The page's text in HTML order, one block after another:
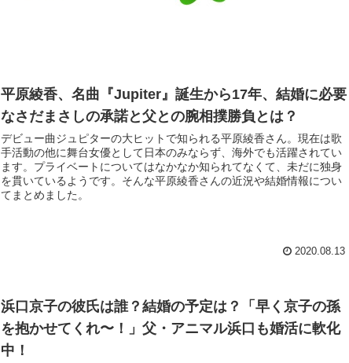
平原綾香、名曲『Jupiter』誕生から17年、結婚に必要
なさだまさしの承諾と父との腕相撲勝負とは？
デビュー曲ジュピターの大ヒットで知られる平原綾香さん。現在は歌
手活動の他に舞台女優として日本のみならず、海外でも活躍されてい
ます。プライベートについてはなかなか知られてなくて、未だに独身
を貫いているようです。そんな平原綾香さんの近況や結婚情報につい
てまとめました。
2020.08.13
浜口京子の彼氏は誰？結婚の予定は？「早く京子の孫
を抱かせてくれ〜！」父・アニマル浜口も婚活に軟化
中！